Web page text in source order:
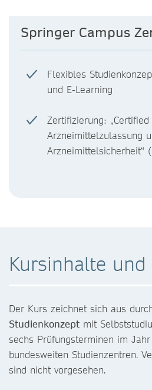
Springer Campus
Flexibles
und E-Learning
Zertifizierung:
Arzneimittelzulassung
Arzneimittelsicherheit“
Kursinhalte
Der Kurs zeichnet sich aus
Studienkonzept mit
sechs Prüfungsterminen im
bundesweiten Studienzentren.
sind nicht vorgesehen.